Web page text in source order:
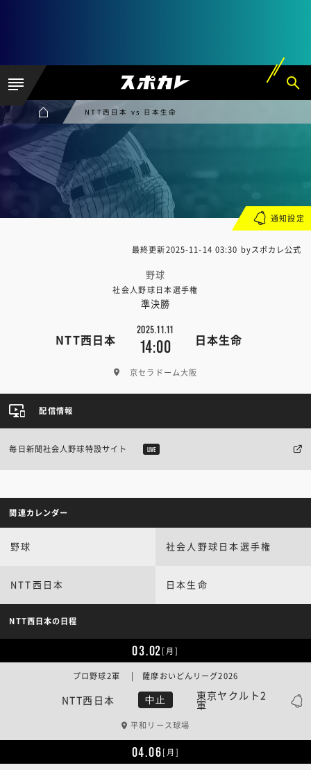
NTT西日本 vs 日本生命
最終更新2025-11-14 03:30 byスポカレ公式
野球
社会人野球日本選手権
準決勝
NTT西日本
2025.11.11
14:00 日本生命
京セラドーム大阪
通知設定
配信情報
毎日新聞社会人野球特設サイト LIVE
関連カレンダー
野球 社会人野球日本選手権
NTT西日本 日本生命
NTT西日本の日程
03.02[月]
NTT西日本 中止 東京ヤクルト2
軍
プロ野球2軍 | 薩摩おいどんリーグ2026
平和リース球場
04.06[月]